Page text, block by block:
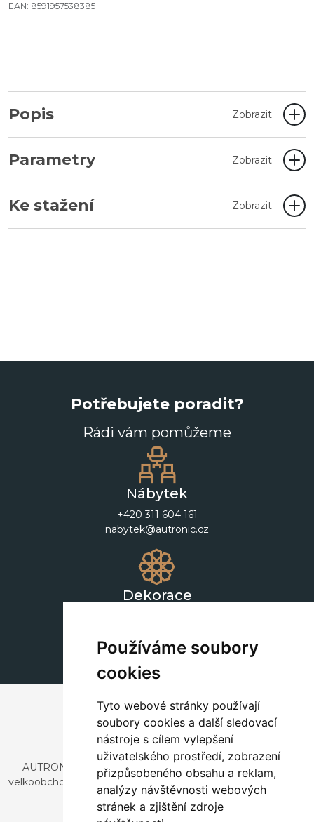
Používáme soubory
cookies
Tyto webové stránky používají
soubory cookies a další sledovací
nástroje s cílem vylepšení
uživatelského prostředí, zobrazení
přizpůsobeného obsahu a reklam,
analýzy návštěvnosti webových
stránek a zjištění zdroje
EAN: 8591957538385
Popis Zobrazit
Parametry Zobrazit
Ke stažení Zobrazit
Potřebujete poradit?
Rádi vám pomůžeme
Nábytek
+420 311 604 161
nabytek@autronic.cz
Dekorace
AUTRONIC, s.r.o. je společnost zabývající se dovozem a
velkoobchodním prodejem designového i stylového nábytku
a dekorací.